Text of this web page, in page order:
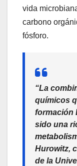
vida
carbono
fósforo.
“La
químicos
formación
sido una
Hurowitz,
de la